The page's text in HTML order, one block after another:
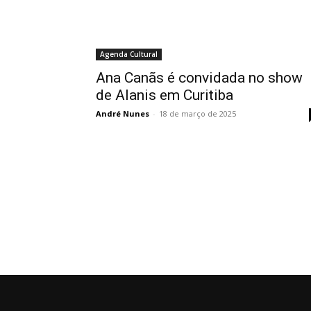
Agenda Cultural
Ana Canãs é convidada no show
de Alanis em Curitiba
André Nunes - 18 de março de 2025